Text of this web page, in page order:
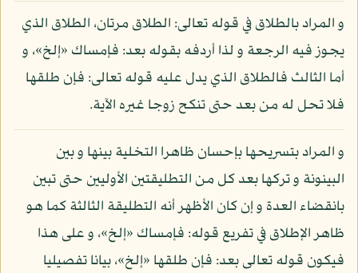
و المراد بالطلاق في قوله تعالى: الطلاق مرتان، الطلاق الذي
يجوز فيه الرجعة و لذا أردفه بقوله بعد: فإمساك «إلخ»، و
أما الثالث فالطلاق الذي يدل عليه قوله تعالى: فإن طلقها
فلا تحل له من بعد حتى تنكح زوجا غيره الآية.
و المراد بتسريحها بإحسان ظاهرا التخلية بينها و بين
البينونة و تركها بعد كل من التطليقتين الأوليين حتى تبين
بانقضاء العدة و إن كان الأظهر أنه التطليقة الثالثة كما هو
ظاهر الإطلاق في تفريع قوله: فإمساك «إلخ»، و على هذا
فيكون قوله تعالى بعد: فإن طلقها «إلخ»، بيانا تفصيليا